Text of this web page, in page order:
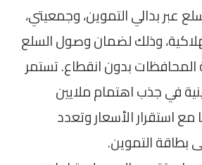
عبر بدالي التموين، وجمعيتي،
وذلك لضمان وصول السلع
المحافظات بدون انقطاع. تستمر
في جذب اهتمام ملايين
استقرار الأسعار وتعدد
بطاقة التموين.